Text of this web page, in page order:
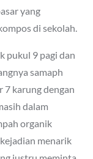
yang
di sekolah.
pukul 9 pagi dan
samaph
7 karung dengan
dalam
organik
menarik